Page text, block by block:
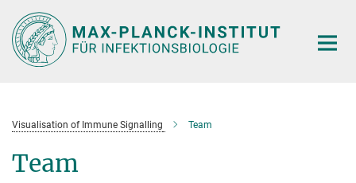
Hauptinhalt
Visualisation of Immune Signalling Team
Team